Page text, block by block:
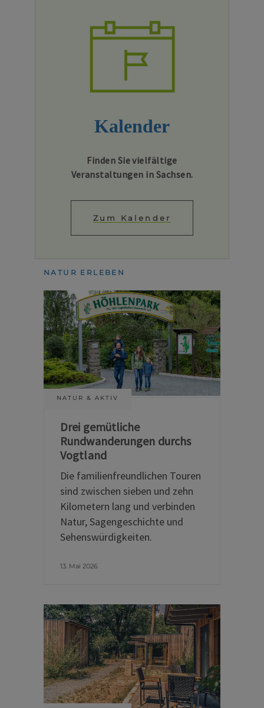
Kalender
Finden Sie vielfältige
Veranstaltungen in Sachsen.
Zum Kalender
NATUR ERLEBEN
NATUR & AKTIV
Drei gemütliche
Rundwanderungen durchs
Vogtland
Die familienfreundlichen Touren
sind zwischen sieben und zehn
Kilometern lang und verbinden
Natur, Sagengeschichte und
Sehenswürdigkeiten.
13. Mai 2026